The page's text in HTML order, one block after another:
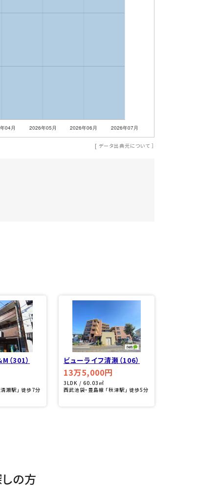
[ データ出典元について ］
（301）
瀬駅」 徒歩7分
ビューライフ清瀬（106）
13万5,000円
3LDK / 60.03㎡
西武池袋・豊島線 「秋津駅」 徒歩5分
の方